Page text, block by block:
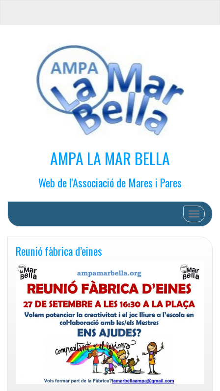
AMPA LA MAR BELLA
Web de l'Associació de Mares i Pares
Cambiar
Reunió fàbrica d’eines